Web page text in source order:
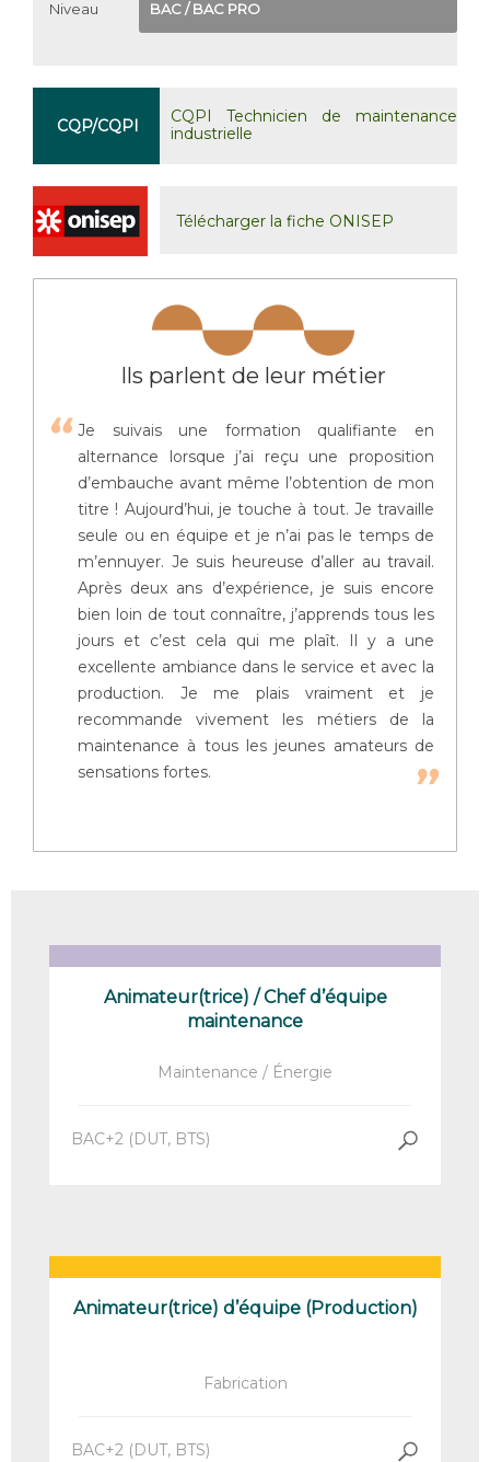
Niveau BAC / BAC PRO
CQP/CQPI
CQPI Technicien de maintenance
industrielle
Télécharger la fiche ONISEP
Ils parlent de leur métier
Je suivais une formation qualifiante en
alternance lorsque j’ai reçu une proposition
d’embauche avant même l’obtention de mon
titre ! Aujourd’hui, je touche à tout. Je travaille
seule ou en équipe et je n’ai pas le temps de
m’ennuyer. Je suis heureuse d’aller au travail.
Après deux ans d’expérience, je suis encore
bien loin de tout connaître, j’apprends tous les
jours et c’est cela qui me plaît. Il y a une
excellente ambiance dans le service et avec la
production. Je me plais vraiment et je
recommande vivement les métiers de la
maintenance à tous les jeunes amateurs de
sensations fortes.
Animateur(trice) / Chef d’équipe
maintenance
Maintenance / Énergie
BAC+2 (DUT, BTS)
Animateur(trice) d’équipe (Production)
Fabrication
BAC+2 (DUT, BTS)